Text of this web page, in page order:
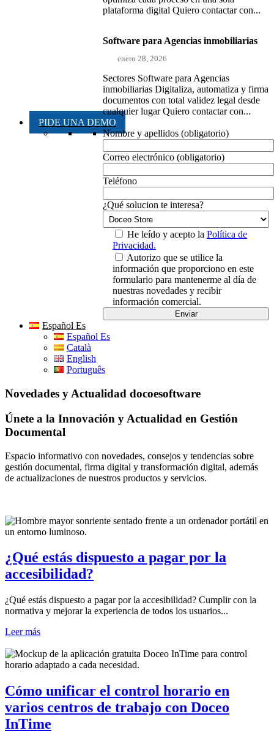
plataforma digital Quiero contactar con...
Software para Agencias inmobiliarias
enero 28, 2026
Sectores Software para Agencias
inmobiliarias Digitaliza, automatiza y firma
documentos con total validez legal desde
cualquier lugar Quiero contactar con...
PIDE UNA DEMO
Nombre y apellidos (obligatorio)
Correo electrónico (obligatorio)
Teléfono
¿Qué solucion te interesa?
He leído y acepto la Política de
Privacidad.
Autorizo que se utilice la
información que proporciono en este
formulario para mantenerme al día de
nuestras novedades y recibir
información comercial.
Español Es
Español Es
Català
English
Português
Novedades y Actualidad docoesoftware
Únete a la Innovación y Actualidad en Gestión
Documental
Espacio informativo con novedades, consejos y tendencias sobre
gestión documental, firma digital y transformación digital, además
de actualizaciones de nuestros productos y servicios.
¿Qué estás dispuesto a pagar por la
accesibilidad?
¿Qué estás dispuesto a pagar por la accesibilidad? Cumplir con la
normativa y mejorar la experiencia de todos los usuarios...
Leer más
Cómo unificar el control horario en
varios centros de trabajo con Doceo
InTime